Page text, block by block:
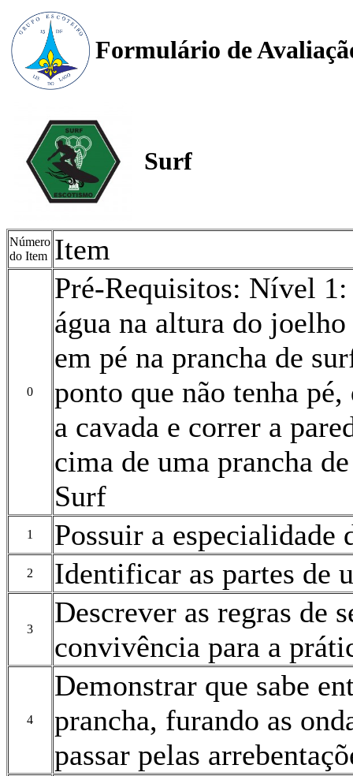
Formulário de
Surf
Número
do Item Item
0
Pré-Requisitos: Nível
água na altura do
em pé na prancha de
ponto que não tenha
a cavada e correr a
cima de uma prancha
Surf
1 Possuir a especialidade
2 Identificar as partes de
3
Descrever as regras de
convivência para a
4
Demonstrar que sabe
prancha, furando as
passar pelas